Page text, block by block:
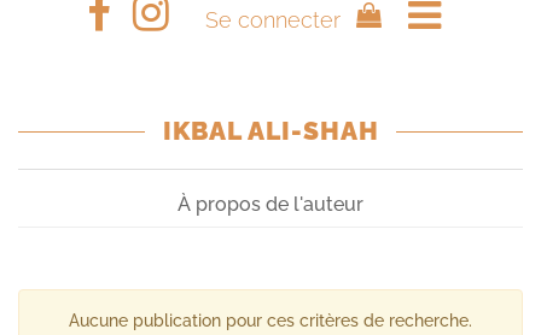
Se connecter
IKBAL ALI-SHAH
À propos de l'auteur
Aucune publication pour ces critères de recherche.